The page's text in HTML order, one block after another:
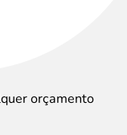
orçamento